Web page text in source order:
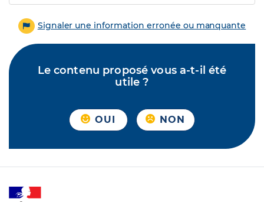
Signaler une information erronée ou manquante
Le contenu proposé vous a-t-il été
utile ?
OUI NON